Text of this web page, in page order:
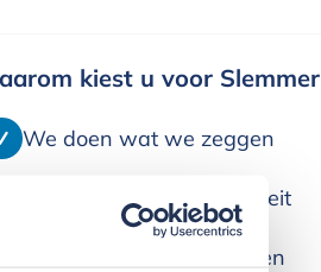
kiest u voor Slemmer
We doen wat we zeggen
We leveren alleen kwaliteit
We denken in oplossingen